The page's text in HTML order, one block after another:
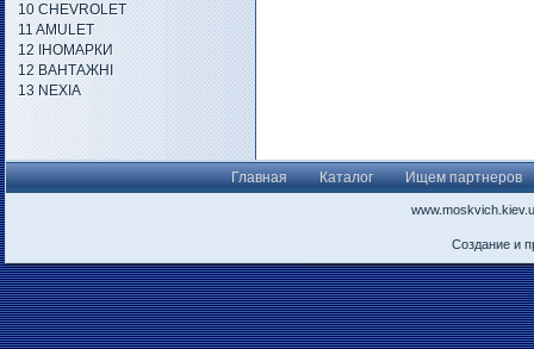
10 CHEVROLET
11 AMULET
12 ІНОМАРКИ
12 ВАНТАЖНІ
13 NEXIA
Главная Каталог Ищем партнеров
Создание и